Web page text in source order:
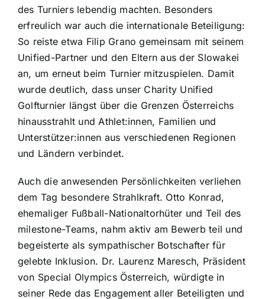
des Turniers lebendig machten. Besonders
erfreulich war auch die internationale Beteiligung:
So reiste etwa Filip Grano gemeinsam mit seinem
Unified-Partner und den Eltern aus der Slowakei
an, um erneut beim Turnier mitzuspielen. Damit
wurde deutlich, dass unser Charity Unified
Golfturnier längst über die Grenzen Österreichs
hinausstrahlt und Athlet:innen, Familien und
Unterstützer:innen aus verschiedenen Regionen
und Ländern verbindet.
Auch die anwesenden Persönlichkeiten verliehen
dem Tag besondere Strahlkraft. Otto Konrad,
ehemaliger Fußball-Nationaltorhüter und Teil des
milestone-Teams, nahm aktiv am Bewerb teil und
begeisterte als sympathischer Botschafter für
gelebte Inklusion. Dr. Laurenz Maresch, Präsident
von Special Olympics Österreich, würdigte in
seiner Rede das Engagement aller Beteiligten und